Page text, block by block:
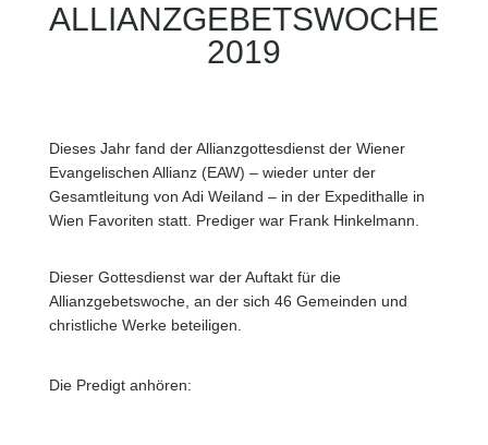
ALLIANZGEBETSWOCHE
2019
Dieses Jahr fand der Allianzgottesdienst der Wiener
Evangelischen Allianz (EAW) – wieder unter der
Gesamtleitung von Adi Weiland – in der Expedithalle in
Wien Favoriten statt. Prediger war Frank Hinkelmann.
Dieser Gottesdienst war der Auftakt für die
Allianzgebetswoche, an der sich 46 Gemeinden und
christliche Werke beteiligen.
Die Predigt anhören: